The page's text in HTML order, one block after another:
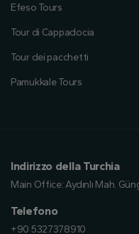
Efeso Tours
Tour di Cappadocia
Tour dei pacchetti
Pamukkale Tours
Indirizzo della Turchia
Main Office:Aydınlı Mah.
Telefono
+90 5327378910